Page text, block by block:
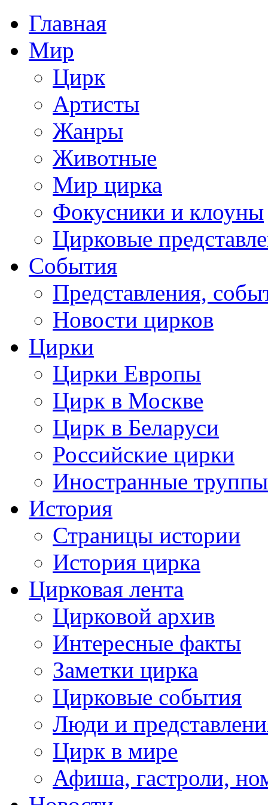
Главная
Мир
Цирк
Артисты
Жанры
Животные
Мир цирка
Фокусники и клоуны
Цирковые
События
Представления,
Новости цирков
Цирки
Цирки Европы
Цирк в Москве
Цирк в Беларуси
Российские цирки
Иностранные труппы
История
Страницы истории
История цирка
Цирковая лента
Цирковой архив
Интересные факты
Заметки цирка
Цирковые события
Люди и
Цирк в мире
Афиша, гастроли,